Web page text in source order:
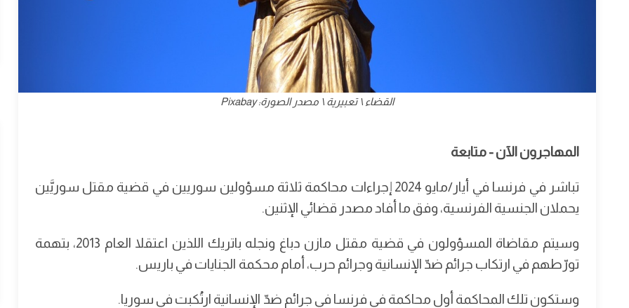
القضاء \ تعبيرية \ مصدر الصورة: Pixabay
المهاجرون الآن - متابعة
تباشر في فرنسا في أيار/مايو 2024 إجراءات محاكمة ثلاثة مسؤولين سوريين في قضية مقتل سوريَّين
يحملان الجنسية الفرنسية، وفق ما أفاد مصدر قضائي الإثنين.
وسيتم مقاضاة المسؤولون في قضية مقتل مازن دباغ ونجله باتريك اللذين اعتقلا العام 2013، بتهمة
تورّطهم في ارتكاب جرائم ضدّ الإنسانية وجرائم حرب، أمام محكمة الجنايات في باريس.
وستكون تلك المحاكمة أول محاكمة في فرنسا في جرائم ضدّ الإنسانية ارتُكبت في سوريا.